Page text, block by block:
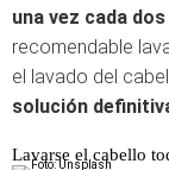
una vez cada
recomendable
el lavado del
solución
Lavarse el cabello